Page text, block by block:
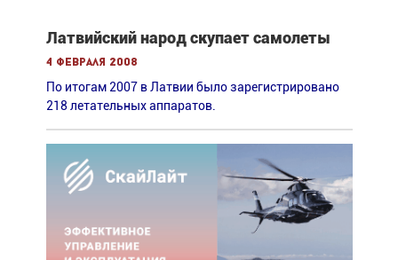
Латвийский народ скупает самолеты
4 февраля 2008
По итогам 2007 в Латвии было зарегистрировано
218 летательных аппаратов.